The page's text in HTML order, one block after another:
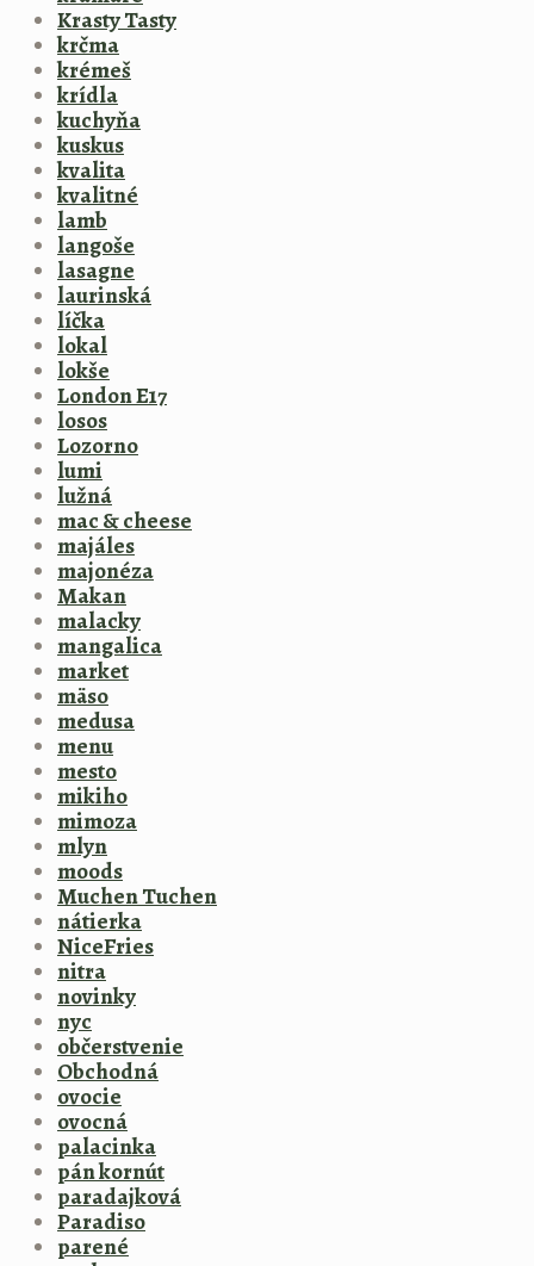
Krasty Tasty
krčma
krémeš
krídla
kuchyňa
kuskus
kvalita
kvalitné
lamb
langoše
lasagne
laurinská
líčka
lokal
lokše
London E17
losos
Lozorno
lumi
lužná
mac & cheese
majáles
majonéza
Makan
malacky
mangalica
market
mäso
medusa
menu
mesto
mikiho
mimoza
mlyn
moods
Muchen Tuchen
nátierka
NiceFries
nitra
novinky
nyc
občerstvenie
Obchodná
ovocie
ovocná
palacinka
pán kornút
paradajková
Paradiso
parené